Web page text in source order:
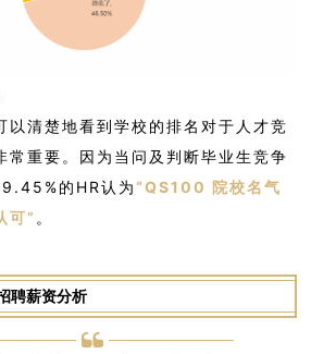
以清楚地看到学校的排名对于人才竞
重要。 因为当问及判断毕业生竞争
的HR认为“QS100 院校名气
可” 。
聘薪资分析